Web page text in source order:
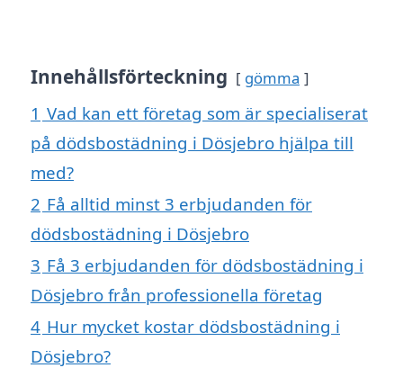
Innehållsförteckning gömma
1 Vad kan ett företag som är specialiserat
på dödsbostädning i Dösjebro hjälpa till
med?
2 Få alltid minst 3 erbjudanden för
dödsbostädning i Dösjebro
3 Få 3 erbjudanden för dödsbostädning i
Dösjebro från professionella företag
4 Hur mycket kostar dödsbostädning i
Dösjebro?